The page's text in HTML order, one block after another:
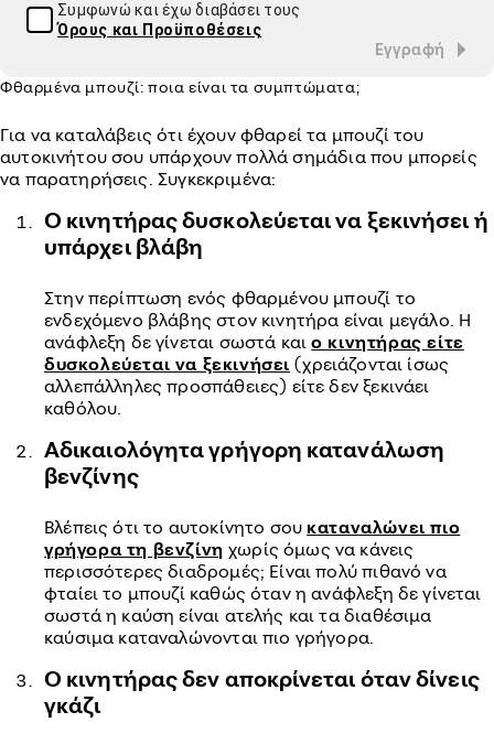
Συμφωνώ και έχω διαβάσει τους
Όρους και Προϋποθέσεις
Εγγραφή
Φθαρμένα μπουζί: ποια είναι τα συμπτώματα;
Για να καταλάβεις ότι έχουν φθαρεί τα μπουζί του
αυτοκινήτου σου υπάρχουν πολλά σημάδια που μπορείς
να παρατηρήσεις. Συγκεκριμένα:
Ο κινητήρας δυσκολεύεται να ξεκινήσει ή
υπάρχει βλάβη
Στην περίπτωση ενός φθαρμένου μπουζί το
ενδεχόμενο βλάβης στον κινητήρα είναι μεγάλο. Η
ανάφλεξη δε γίνεται σωστά καιο κινητήρας είτε
δυσκολεύεται να ξεκινήσει (χρειάζονται ίσως
αλλεπάλληλες προσπάθειες) είτε δεν ξεκινάει
καθόλου.
Αδικαιολόγητα γρήγορη κατανάλωση
βενζίνης
Βλέπεις ότι το αυτοκίνητο σου καταναλώνει πιο
γρήγορα τη βενζίνη χωρίς όμως να κάνεις
περισσότερες διαδρομές; Είναι πολύ πιθανό να
φταίει το μπουζί καθώς όταν η ανάφλεξη δε γίνεται
σωστά η καύση είναι ατελής και τα διαθέσιμα
καύσιμα καταναλώνονται πιο γρήγορα.
Ο κινητήρας δεν αποκρίνεται όταν δίνεις
γκάζι